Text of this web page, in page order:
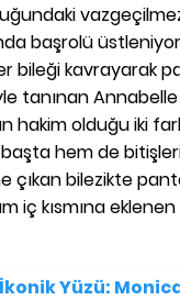
başrolü
bileği kavrayarak
tanınan Annabelle
hakim olduğu iki
hem de
çıkan bilezikte
iç kısmına
Yüzü: